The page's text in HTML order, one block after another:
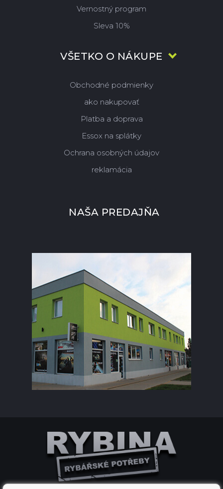
Vernostný program
Sleva 10%
VŠETKO O NÁKUPE
Obchodné podmienky
ako nakupovať
Platba a doprava
Essox na splátky
Ochrana osobných údajov
reklamácia
NAŠA PREDAJŇA